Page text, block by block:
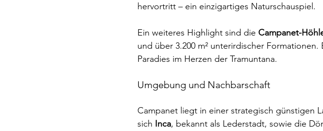
hervortritt – ein einzigartiges Naturschauspiel.
Ein weiteres Highlight sind die Campanet-
und über 3.200 m² unterirdischer
Paradies im Herzen der Tramuntana.
Umgebung und Nachbarschaft
Campanet liegt in einer strategisch günstigen
sich Inca, bekannt als Lederstadt, sowie die